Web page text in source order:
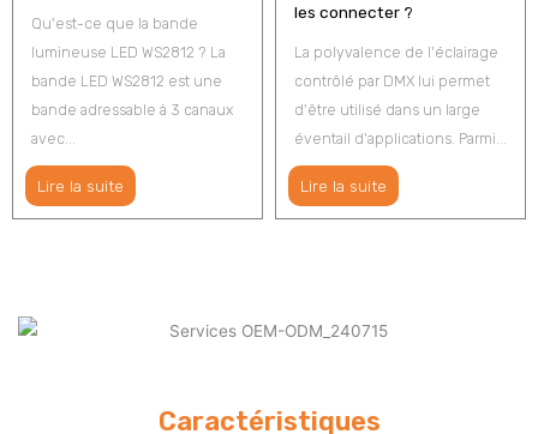
Qu'est-ce que la bande
lumineuse LED WS2812 ? La
bande LED WS2812 est une
bande adressable à 3 canaux
avec...
Lire la suite
les connecter ?
La polyvalence de l'éclairage
contrôlé par DMX lui permet
d'être utilisé dans un large
éventail d'applications. Parmi...
Lire la suite
Caractéristiques